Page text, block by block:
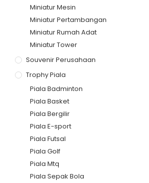
Miniatur Mesin
Miniatur Pertambangan
Miniatur Rumah Adat
Miniatur Tower
Souvenir Perusahaan
Trophy Piala
Piala Badminton
Piala Basket
Piala Bergilir
Piala E-sport
Piala Futsal
Piala Golf
Piala Mtq
Piala Sepak Bola